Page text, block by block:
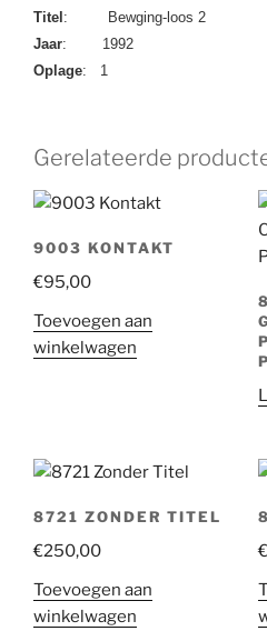
Titel : Bewging-loos 2
Jaar: 1992
Oplage: 1
Gerelateerde
9003 KONTAKT
€95,00
Toevoegen aan
winkelwagen
8721 ZONDER TITEL
€250,00
Toevoegen aan
winkelwagen
€